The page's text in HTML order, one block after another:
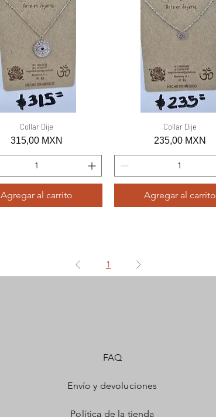
Vista rápida
Collar Dije
Precio
315,00 MXN
Agregar al carrito
Vista rápida
Collar Dije
Precio
235,00 MXN
Agregar al carrito
1
FAQ
Envío y devoluciones
Política de la tienda